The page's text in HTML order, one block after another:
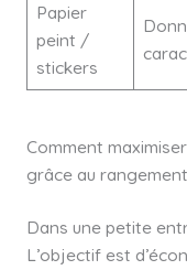
Papier
peint /
stickers
Comment
grâce au
Dans une petite
L’objectif est